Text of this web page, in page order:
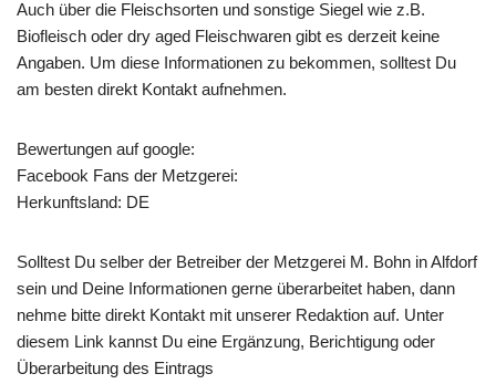
Auch über die Fleischsorten und sonstige Siegel wie z.B.
Biofleisch oder dry aged Fleischwaren gibt es derzeit keine
Angaben. Um diese Informationen zu bekommen, solltest Du
am besten direkt Kontakt aufnehmen.
Bewertungen auf google:
Facebook Fans der Metzgerei:
Herkunftsland: DE
Solltest Du selber der Betreiber der Metzgerei M. Bohn in Alfdorf
sein und Deine Informationen gerne überarbeitet haben, dann
nehme bitte direkt Kontakt mit unserer Redaktion auf. Unter
diesem Link kannst Du eine Ergänzung, Berichtigung oder
Überarbeitung des Eintrags